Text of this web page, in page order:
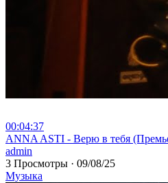
00:04:37
⁣ANNA ASTI - Верю в тебя
admin
3 Просмотры · 09/08/25
Музыка